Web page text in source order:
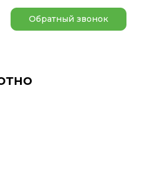
Обратный звонок